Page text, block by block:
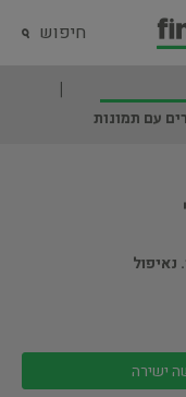
חיפוש
עם תמונות
נאיפול
ישירה